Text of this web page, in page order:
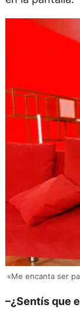
«Me encanta ser
–¿Sentís que